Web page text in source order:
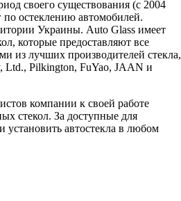
своего существования (с 2004
остеклению автомобилей.
Украины. Auto Glass имеет
которые предоставляют все
из лучших производителей стекла,
Ltd., Pilkington, FuYao, JAAN и
компании к своей работе
стекол. За доступные для
автостекла в любом